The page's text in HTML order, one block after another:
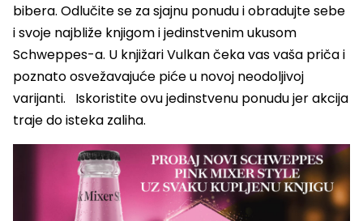
bibera. Odlučite se za sjajnu ponudu i obradujte sebe
i svoje najbliže knjigom i jedinstvenim ukusom
Schweppes-a. U knjižari Vulkan čeka vas vaša priča i
poznato osvežavajuće piće u novoj neodoljivoj
varijanti. Iskoristite ovu jedinstvenu ponudu jer akcija
traje do isteka zaliha.